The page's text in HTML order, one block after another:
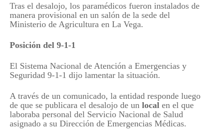
Tras el desalojo, los paramédicos fueron instalados de
manera provisional en un salón de la sede del
Ministerio de Agricultura en La Vega.
Posición del 9-1-1
El Sistema Nacional de Atención a Emergencias y
Seguridad 9-1-1 dijo lamentar la situación.
A través de un comunicado, la entidad responde luego
de que se publicara el desalojo de un local en el que
laboraba personal del Servicio Nacional de Salud
asignado a su Dirección de Emergencias Médicas.